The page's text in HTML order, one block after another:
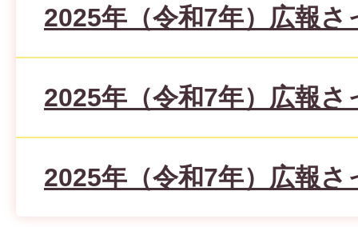
2025年（令和7年）広報さ
2025年（令和7年）広報さ
2025年（令和7年）広報さ